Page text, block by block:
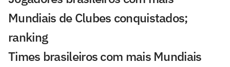
Mundiais de Clubes conquistados;
ranking
Times brasileiros com mais Mundiais